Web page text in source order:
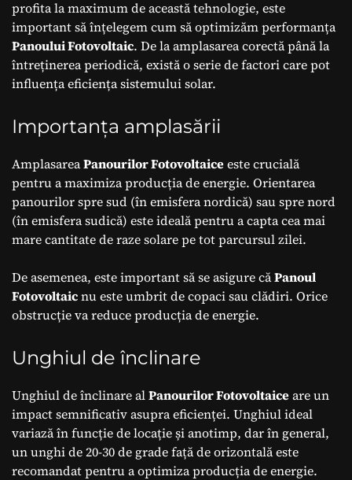
profita la maximum de această tehnologie, este
important să înțelegem cum să optimizăm performanța
Panoului Fotovoltaic. De la amplasarea corectă până la
întreținerea periodică, există o serie de factori care pot
influența eficiența sistemului solar.
Importanța amplasării
AmplasareaPanourilor Fotovoltaiceeste crucială
pentru a maximiza producția de energie. Orientarea
panourilor spre sud (în emisfera nordică) sau spre nord
(în emisfera sudică) este ideală pentru a capta cea mai
mare cantitate de raze solare pe tot parcursul zilei.
De asemenea, este important să se asigure căPanoul
Fotovoltaicnu este umbrit de copaci sau clădiri. Orice
obstrucție va reduce producția de energie.
Unghiul de înclinare
Unghiul de înclinare alPanourilor Fotovoltaiceare un
impact semnificativ asupra eficienței. Unghiul ideal
variază în funcție de locație și anotimp, dar în general,
un unghi de 20-30 de grade față de orizontală este
recomandat pentru a optimiza producția de energie.